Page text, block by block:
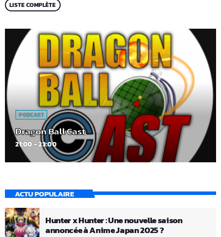
LISTE COMPLÈTE
PODCAST
Dragon Ball Cast
21:00 - 23:00
ACTU POPULAIRE
Hunter x Hunter : Une nouvelle saison
annoncée à Anime Japan 2025 ?